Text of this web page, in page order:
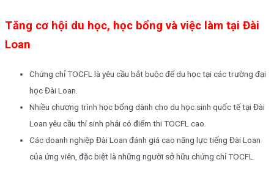
Tăng cơ hội du học, học bổng và việc làm tại Đài
Loan
Chứng chỉ TOCFL là yêu cầu bắt buộc để du học tại các trường đại
học Đài Loan.
Nhiều chương trình học bổng dành cho du học sinh quốc tế tại Đài
Loan yêu cầu thí sinh phải có điểm thi TOCFL cao.
Các doanh nghiệp Đài Loan đánh giá cao năng lực tiếng Đài Loan
của ứng viên, đặc biệt là những người sở hữu chứng chỉ TOCFL.